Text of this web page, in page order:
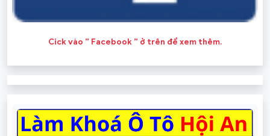
Cick vào ” Facebook ” ở trên để xem thêm.